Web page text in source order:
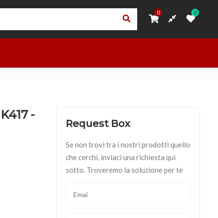
0
0
0
0
-
TIGER quantità
Request Box
Se non trovi tra i nostri prodotti quello
che cerchi, inviaci una richiesta qui
sotto. Troveremo la soluzione per te